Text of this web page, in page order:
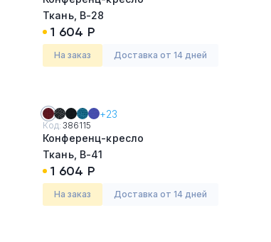
Ткань, В-28
1 604 Р
На заказ Доставка от 14 дней
+23
Код:386115
Конференц-кресло
Ткань, В-41
1 604 Р
На заказ Доставка от 14 дней